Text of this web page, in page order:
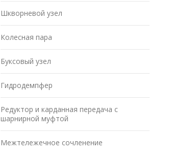
Шкворневой узел
Колесная пара
Буксовый узел
Гидродемпфер
Редуктор и карданная передача с
шарнирной муфтой
Межтележечное сочленение